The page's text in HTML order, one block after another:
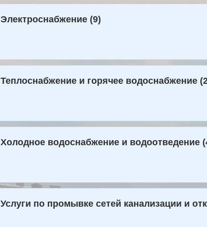
Электроснабжение (9)
Теплоснабжение и горячее водоснабжение
Холодное водоснабжение и водоотведение
Услуги по промывке сетей канализации и